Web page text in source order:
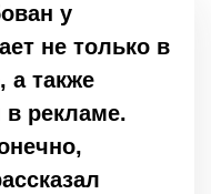
у
не только в
а также
в рекламе.